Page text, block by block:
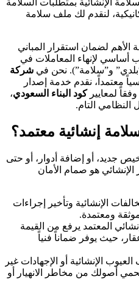
لنقدم لك ملف سلامة
الأهم لضمان استقرار المباني
أساسي لإنهاء المعاملات في
و”سلامة”). نحن في شركة
معتمداً، نقدم خدمة إصدار
وفقاً لمعاييركود البناء السعودي،
النظامي التام.
إنشائية معتمد؟
جديد، أو إضافة أدوار، أو حتى
الإنشائي هو صمام الأمان
الإنشائية وتأخير إجراءات
ومعتمدة.
المعتمد يرفع من القيمة
حيث يوفر ضماناً فنياً
الإنشائية أو الإجهادات غير
أصولك من مخاطر الانهيار أو